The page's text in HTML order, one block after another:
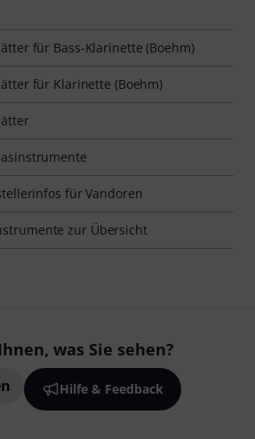
für Bass-Klarinette (Boehm)
für Klarinette (Boehm)
für Vandoren
zur Übersicht
was Sie sehen?
Hilfe & Feedback